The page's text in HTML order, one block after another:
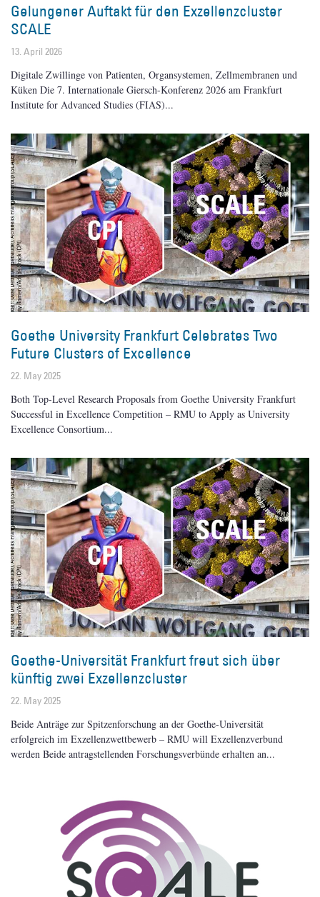
Gelungener Auftakt für den Exzellenzcluster
SCALE
13. April 2026
Digitale Zwillinge von Patienten, Organsystemen, Zellmembranen und
Küken Die 7. Internationale Giersch-Konferenz 2026 am Frankfurt
Institute for Advanced Studies (FIAS)
Goethe University Frankfurt Celebrates Two
Future Clusters of Excellence
22. May 2025
Both Top-Level Research Proposals from Goethe University Frankfurt
Successful in Excellence Competition – RMU to Apply as University
Excellence Consortium
Goethe-Universität Frankfurt freut sich über
künftig zwei Exzellenzcluster
22. May 2025
Beide Anträge zur Spitzenforschung an der Goethe-Universität
erfolgreich im Exzellenzwettbewerb – RMU will Exzellenzverbund
werden Beide antragstellenden Forschungsverbünde erhalten an